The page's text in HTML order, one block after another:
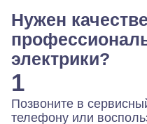
Нужен
электрики?
1
Позвоните в
телефону или